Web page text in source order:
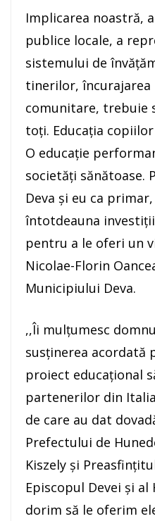
Implicarea noastră,
publice locale, a
sistemului de
tinerilor,
comunitare, trebuie
toți. Educația
O educație
societăți sănătoase.
Deva și eu ca
întotdeauna
pentru a le oferi un
Nicolae-Florin
Municipiului Deva.
,,Îi mulțumesc
susținerea acordată
proiect educațional
partenerilor din
de care au dat
Prefectului de
Kiszely și
Episcopul Devei și
dorim să le oferim